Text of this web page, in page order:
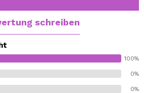
schreiben
100%
0%
0%